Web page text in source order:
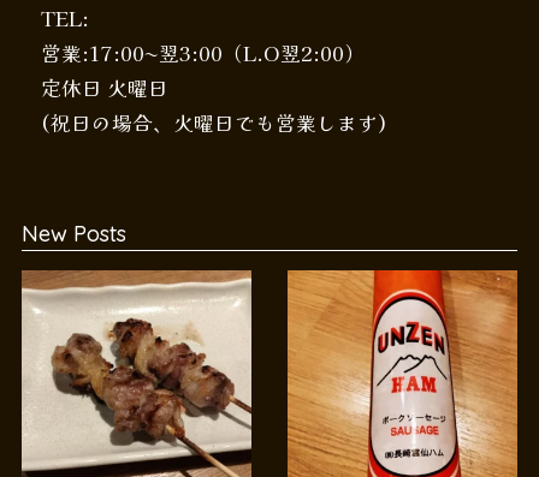
TEL:
営業:17:00〜翌3:00（L.O翌2:00）
定休日 火曜日
(祝日の場合、火曜日でも営業します)
New Posts